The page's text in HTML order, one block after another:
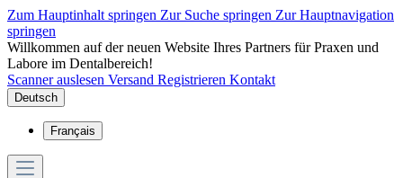
Zum Hauptinhalt springen Zur Suche springen Zur Hauptnavigation
springen
Willkommen auf der neuen Website Ihres Partners für Praxen und
Labore im Dentalbereich!
Scanner auslesen Versand Registrieren Kontakt
Deutsch
Français